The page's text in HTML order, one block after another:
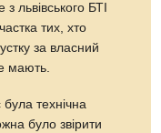
львівського БТІ
тих, хто
за власний
мають.
технічна
було звірити